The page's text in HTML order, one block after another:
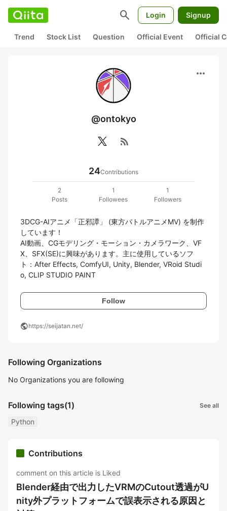
search Login Signup
Trend Stock List Question Official Event Official
more_horiz
@ontokyo
rss_feed
24Contributions
2
Posts
1
Followees
1
Followers
3DCG-AIアニメ「正邪譚」 (東方バトルアニメMV) を制作
しています！
AI動画、CGモデリング・モーション・カメラワーク、VF
X、SFX(SE)に興味があります。主に使用しているソフ
ト：After Effects, ComfyUI, Unity, Blender, VRoid Studi
o, CLIP STUDIO PAINT
Follow
publichttps://seijatan.net/
Following Organizations
No Organizations you are following
Following tags(1) See all
Python
Contributions
comment on this article is Liked
Blender経由で出力したVRMのCutout透過がU
nity外プラットフォームで誤表示される原因と